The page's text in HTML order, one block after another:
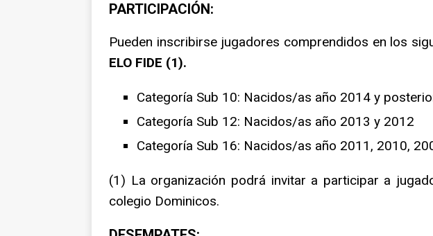
PARTICIPACIÓN:
Pueden inscribirse jugadores comprendidos en los
ELO FIDE (1).
Categoría Sub 10: Nacidos/as año 2014 y
Categoría Sub 12: Nacidos/as año 2013 y 2012
Categoría Sub 16: Nacidos/as año 2011, 2010,
(1) La organización podrá invitar a participar a
colegio Dominicos.